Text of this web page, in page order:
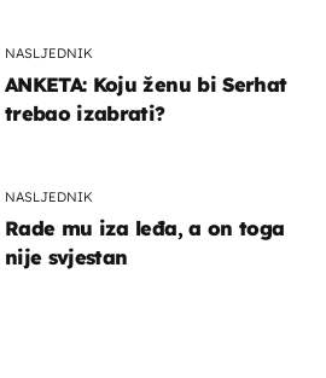
NASLJEDNIK
ANKETA: Koju ženu bi Serhat
trebao izabrati?
NASLJEDNIK
Rade mu iza leđa, a on toga
nije svjestan